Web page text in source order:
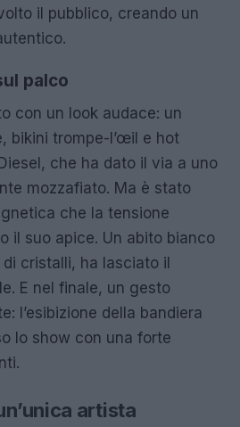
il pubblico, creando un
palco
con un look audace: un
bikini trompe-l’œil e hot
che ha dato il via a uno
mozzafiato. Ma è stato
che la tensione
il suo apice. Un abito bianco
cristalli, ha lasciato il
E nel finale, un gesto
l’esibizione della bandiera
lo show con una forte
artista